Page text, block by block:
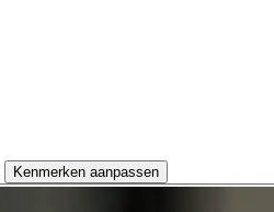
Kenmerken aanpassen